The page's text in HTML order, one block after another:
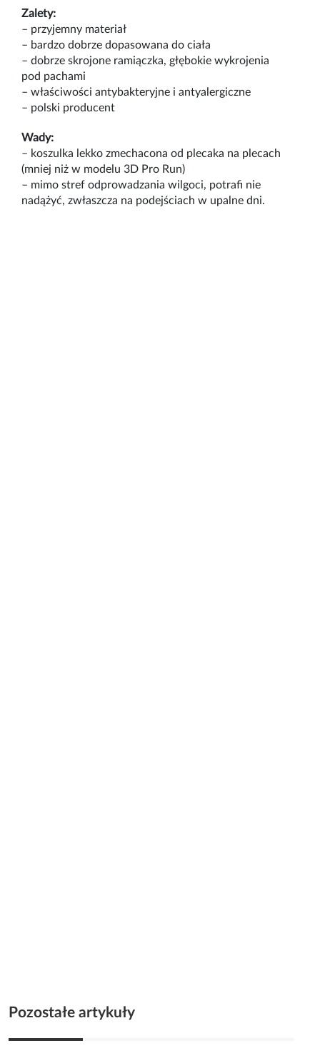
Zalety:
– przyjemny materiał
– bardzo dobrze dopasowana do ciała
– dobrze skrojone ramiączka, głębokie wykrojenia
pod pachami
– właściwości antybakteryjne i antyalergiczne
– polski producent
Wady:
– koszulka lekko zmechacona od plecaka na plecach
(mniej niż w modelu 3D Pro Run)
– mimo stref odprowadzania wilgoci, potrafi nie
nadążyć, zwłaszcza na podejściach w upalne dni.
Pozostałe artykuły